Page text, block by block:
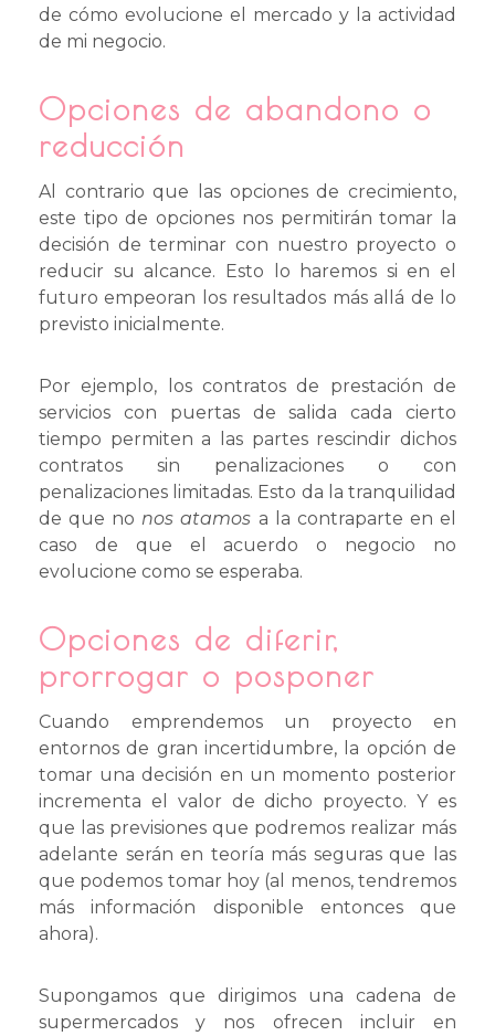
de cómo evolucione el mercado y la actividad
de mi negocio.
Opciones de abandono o
reducción
Al contrario que las opciones de crecimiento,
este tipo de opciones nos permitirán tomar la
decisión de terminar con nuestro proyecto o
reducir su alcance. Esto lo haremos si en el
futuro empeoran los resultados más allá de lo
previsto inicialmente.
Por ejemplo, los contratos de prestación de
servicios con puertas de salida cada cierto
tiempo permiten a las partes rescindir dichos
contratos sin penalizaciones o con
penalizaciones limitadas. Esto da la tranquilidad
de que nonos atamos a la contraparte en el
caso de que el acuerdo o negocio no
evolucione como se esperaba.
Opciones de diferir,
prorrogar o posponer
Cuando emprendemos un proyecto en
entornos de gran incertidumbre, la opción de
tomar una decisión en un momento posterior
incrementa el valor de dicho proyecto. Y es
que las previsiones que podremos realizar más
adelante serán en teoría más seguras que las
que podemos tomar hoy (al menos, tendremos
más información disponible entonces que
ahora).
Supongamos que dirigimos una cadena de
supermercados y nos ofrecen incluir en